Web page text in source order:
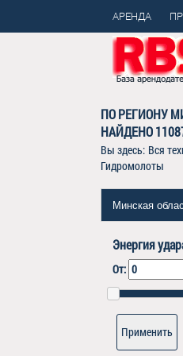
АРЕНДА
ПО РЕГИОНУ
НАЙДЕНО
Вы здесь: Вся
Гидромолоты
Минская
Энергия
От: